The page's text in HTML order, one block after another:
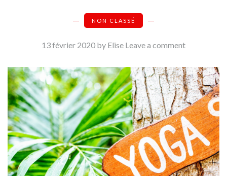
NON CLASSÉ
13 février 2020 by Elise Leave a comment